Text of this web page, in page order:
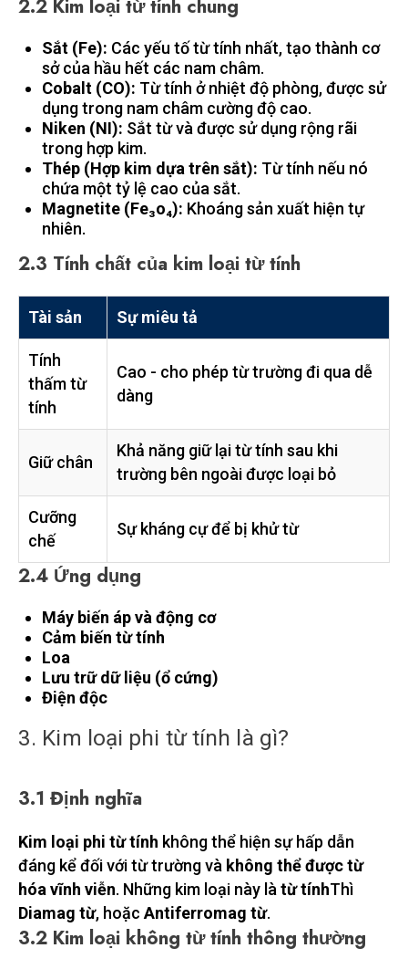
2.2 Kim loại từ tính chung
Sắt (Fe): Các yếu tố từ tính nhất, tạo thành cơ
sở của hầu hết các nam châm.
Cobalt (CO): Từ tính ở nhiệt độ phòng, được sử
dụng trong nam châm cường độ cao.
Niken (NI): Sắt từ và được sử dụng rộng rãi
trong hợp kim.
Thép (Hợp kim dựa trên sắt): Từ tính nếu nó
chứa một tỷ lệ cao của sắt.
Magnetite (Fe₃o₄): Khoáng sản xuất hiện tự
nhiên.
2.3 Tính chất của kim loại từ tính
Tài sản Sự miêu tả
Tính
thấm từ
tính
Cao - cho phép từ trường đi qua dễ
dàng
Giữ chân
Khả năng giữ lại từ tính sau khi
trường bên ngoài được loại bỏ
Cưỡng
chế
Sự kháng cự để bị khử từ
2.4 Ứng dụng
Máy biến áp và động cơ
Cảm biến từ tính
Loa
Lưu trữ dữ liệu (ổ cứng)
Điện độc
3. Kim loại phi từ tính là gì?
3.1 Định nghĩa
Kim loại phi từ tính không thể hiện sự hấp dẫn
đáng kể đối với từ trường và không thể được từ
hóa vĩnh viễn. Những kim loại này làtừ tínhThì
Diamag từ, hoặcAntiferromag từ.
3.2 Kim loại không từ tính thông thường